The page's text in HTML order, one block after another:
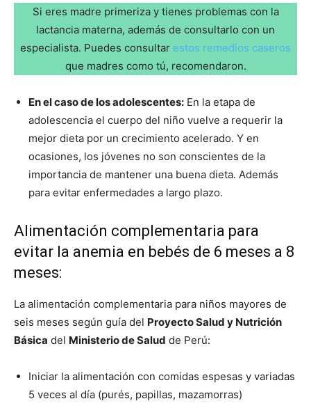
Si eres madre primeriza y tienes problemas con la
lactancia materna, además de consultarlo con un
especialista. Puedes consultar estos remedios caseros
que madres como tú, recomendaron.
En el caso de los adolescentes: En la etapa de
adolescencia el cuerpo del niño vuelve a requerir la
mejor dieta por un crecimiento acelerado. Y en
ocasiones, los jóvenes no son conscientes de la
importancia de mantener una buena dieta. Además
para evitar enfermedades a largo plazo.
Alimentación complementaria para
evitar la anemia en bebés de 6 meses a 8
meses:
La alimentación complementaria para niños mayores de
seis meses según guía del Proyecto Salud y Nutrición
Básica del Ministerio de Salud de Perú:
Iniciar la alimentación con comidas espesas y variadas
5 veces al día (purés, papillas, mazamorras)